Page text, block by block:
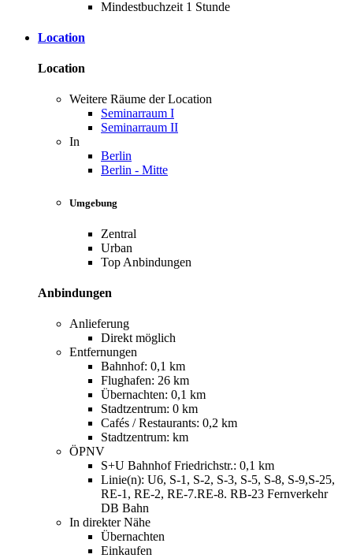
Mindestbuchzeit 1 Stunde
Location
Location
Weitere Räume der Location
Seminarraum I
Seminarraum II
In
Berlin
Berlin - Mitte
Umgebung
Zentral
Urban
Top Anbindungen
Anbindungen
Anlieferung
Direkt möglich
Entfernungen
Bahnhof: 0,1 km
Flughafen: 26 km
Übernachten: 0,1 km
Stadtzentrum: 0 km
Cafés / Restaurants: 0,2 km
Stadtzentrum: km
ÖPNV
S+U Bahnhof Friedrichstr.: 0,1 km
Linie(n): U6, S-1, S-2, S-3, S-5, S-8, S-9,S-25,
RE-1, RE-2, RE-7.RE-8. RB-23 Fernverkehr
DB Bahn
In direkter Nähe
Übernachten
Einkaufen